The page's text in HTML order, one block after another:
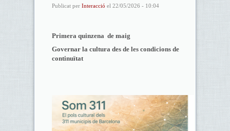
Publicat per Interacció el 22/05/2026 - 10:04
Primera quinzena de maig
Governar la cultura des de les condicions de
continuïtat